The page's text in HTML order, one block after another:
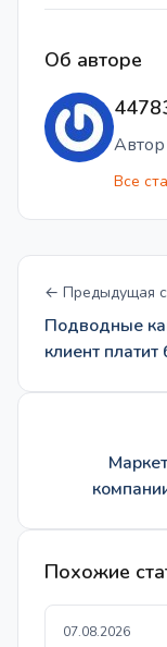
Об авторе
Автор
Все
← Предыдущая
Подводные
клиент
Похожие
07.08.2026